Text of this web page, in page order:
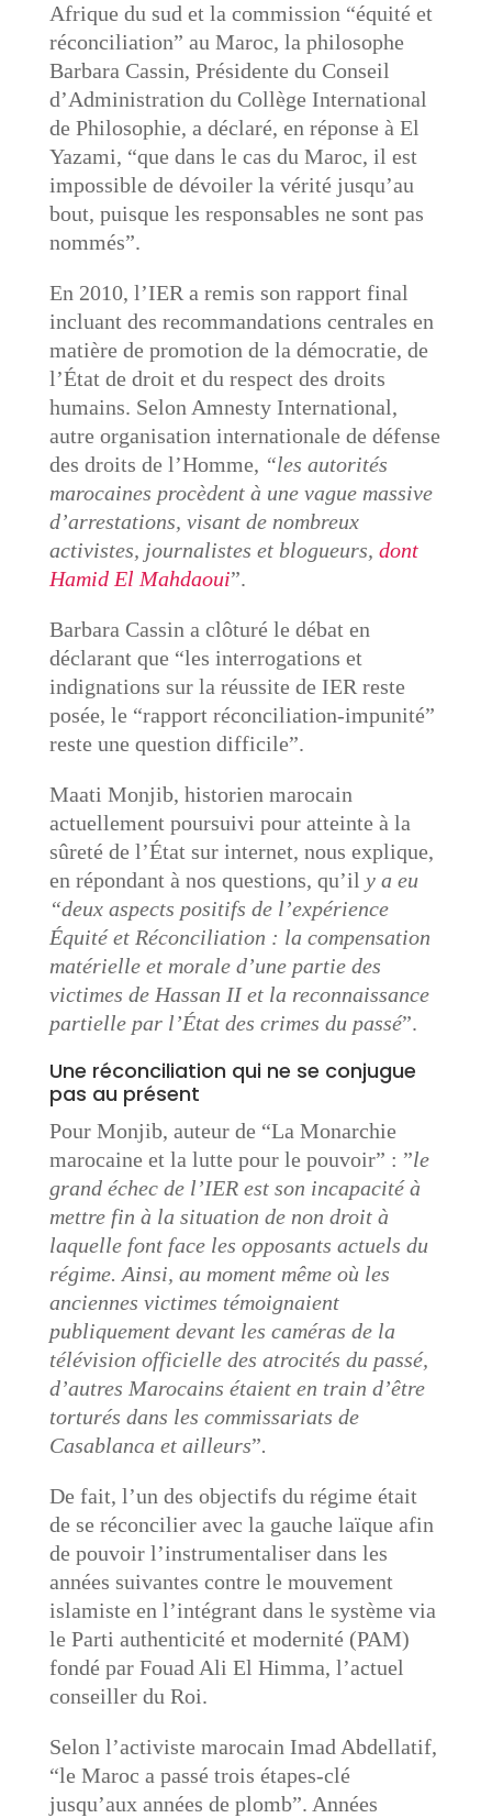
Afrique du sud et la commission “équité et
réconciliation” au Maroc, la philosophe
Barbara Cassin, Présidente du Conseil
d’Administration du Collège International
de Philosophie, a déclaré, en réponse à El
Yazami, “que dans le cas du Maroc, il est
impossible de dévoiler la vérité jusqu’au
bout, puisque les responsables ne sont pas
nommés”.
En 2010, l’IER a remis son rapport final
incluant des recommandations centrales en
matière de promotion de la démocratie, de
l’État de droit et du respect des droits
humains. Selon Amnesty International,
autre organisation internationale de défense
des droits de l’Homme, “les autorités
marocaines procèdent à une vague massive
d’arrestations, visant de nombreux
activistes, journalistes et blogueurs, dont
Hamid El Mahdaoui”.
Barbara Cassin a clôturé le débat en
déclarant que “les interrogations et
indignations sur la réussite de IER reste
posée, le “rapport réconciliation-impunité”
reste une question difficile”.
Maati Monjib, historien marocain
actuellement poursuivi pour atteinte à la
sûreté de l’État sur internet, nous explique,
en répondant à nos questions, qu’il y a eu
“deux aspects positifs de l’expérience
Équité et Réconciliation : la compensation
matérielle et morale d’une partie des
victimes de Hassan II et la reconnaissance
partielle par l’État des crimes du passé”.
Une réconciliation qui ne se conjugue
pas au présent
Pour Monjib, auteur de “La Monarchie
marocaine et la lutte pour le pouvoir” : ”le
grand échec de l’IER est son incapacité à
mettre fin à la situation de non droit à
laquelle font face les opposants actuels du
régime. Ainsi, au moment même où les
anciennes victimes témoignaient
publiquement devant les caméras de la
télévision officielle des atrocités du passé,
d’autres Marocains étaient en train d’être
torturés dans les commissariats de
Casablanca et ailleurs”.
De fait, l’un des objectifs du régime était
de se réconcilier avec la gauche laïque afin
de pouvoir l’instrumentaliser dans les
années suivantes contre le mouvement
islamiste en l’intégrant dans le système via
le Parti authenticité et modernité (PAM)
fondé par Fouad Ali El Himma, l’actuel
conseiller du Roi.
Selon l’activiste marocain Imad Abdellatif,
“le Maroc a passé trois étapes-clé
jusqu’aux années de plomb”. Années